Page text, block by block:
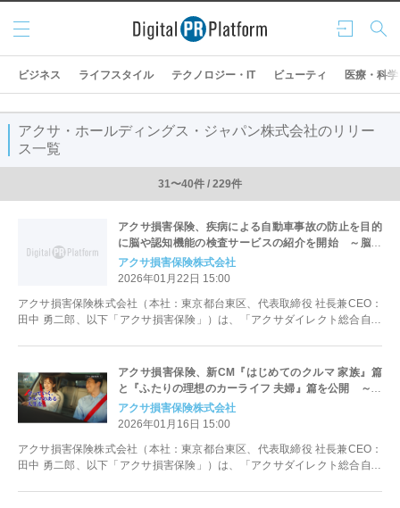
ログ
イン
検索
メニ
ュー
ビジネス ライフスタイル テクノロジー・IT ビューティ 医療・科学
アクサ・ホールディングス・ジャパン株式会社のリリー
ス一覧
31〜40件 / 229件
アクサ損害保険、疾病による自動車事故の防止を目的
に脳や認知機能の検査サービスの紹介を開始 ～脳・
認知機能検査による事故リスク低減を促進し、お客さ
まの安全をサポート～
アクサ損害保険株式会社
2026年01月22日 15:00
アクサ損害保険株式会社（本社：東京都台東区、代表取締役 社長兼CEO：
田中 勇二郎、以下「アクサ損害保険」）は、「アクサダイレクト総合自動
アクサ損害保険、新CM『はじめてのクルマ 家族』篇
と『ふたりの理想のカーライフ 夫婦』篇を公開 ～赤
いシートベルトをアイコンに、お客さまに寄り添うア
クサの姿勢を表現～
アクサ損害保険株式会社
2026年01月16日 15:00
アクサ損害保険株式会社（本社：東京都台東区、代表取締役 社長兼CEO：
田中 勇二郎、以下「アクサ損害保険」）は、「アクサダイレクト総合自動